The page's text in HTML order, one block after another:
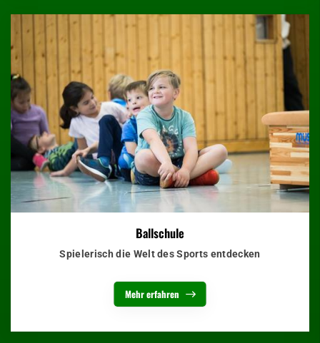
Ballschule
Spielerisch die Welt des Sports entdecken
Mehr erfahren